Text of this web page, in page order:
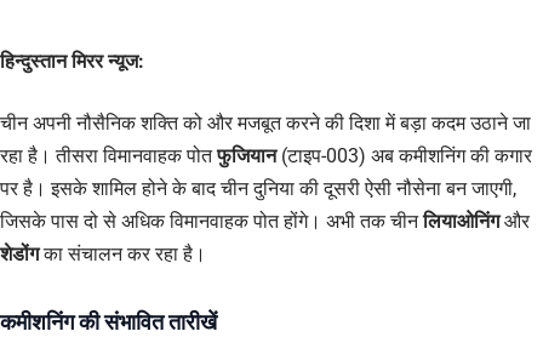
हिन्दुस्तान मिरर न्यूज:
चीन अपनी नौसैनिक शक्ति को और मजबूत करने की दिशा में बड़ा कदम उठाने जा
रहा है। तीसरा विमानवाहक पोतफुजियान(टाइप-003) अब कमीशनिंग की कगार
पर है। इसके शामिल होने के बाद चीन दुनिया की दूसरी ऐसी नौसेना बन जाएगी,
जिसके पास दो से अधिक विमानवाहक पोत होंगे। अभी तक चीनलियाओनिंगऔर
शेडोंगका संचालन कर रहा है।
कमीशनिंग की संभावित तारीखें